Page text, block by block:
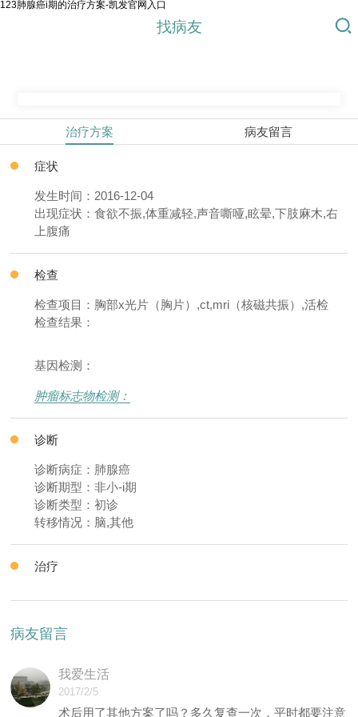
123肺腺癌i期的治疗方案-凯发官网入口
找病友
治疗方案 病友留言
症状
发生时间：2016-12-04
出现症状：食欲不振,体重减轻,声音嘶哑,眩晕,下肢麻木,右
上腹痛
检查
检查项目：胸部x光片（胸片）,ct,mri（核磁共振）,活检
检查结果：
基因检测：
肿瘤标志物检测：
诊断
诊断病症：肺腺癌
诊断期型：非小-i期
诊断类型：初诊
转移情况：脑,其他
治疗
病友留言
我爱生活
2017/2/5
术后用了其他方案了吗？多久复查一次，平时都要注意